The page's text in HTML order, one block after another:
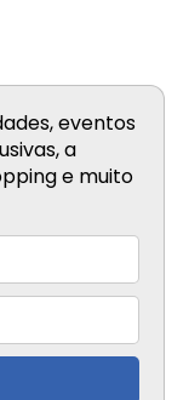
eventos
a
e muito